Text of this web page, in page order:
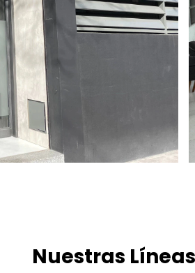
Nuestras